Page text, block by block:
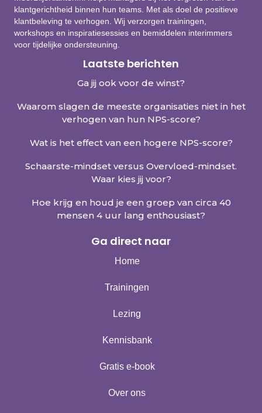
klantgerichtheid binnen hun teams. Met als doel de positieve
klantbeleving te verhogen. Wij verzorgen trainingen,
workshops en inspiratiesessies en bemiddelen interimmers
voor tijdelijke ondersteuning.
Laatste berichten
Ga jij ook voor de winst?
Waarom slagen de meeste organisaties niet in het
verhogen van hun NPS-score?
Wat is het effect van een hogere NPS-score?
Schaarste-mindset versus Overvloed-mindset.
Waar kies jij voor?
Hoe krijg en houd je een groep van circa 40
mensen 4 uur lang enthousiast?
Ga direct naar
Home
Trainingen
Lezing
Kennisbank
Gratis e-book
Over ons